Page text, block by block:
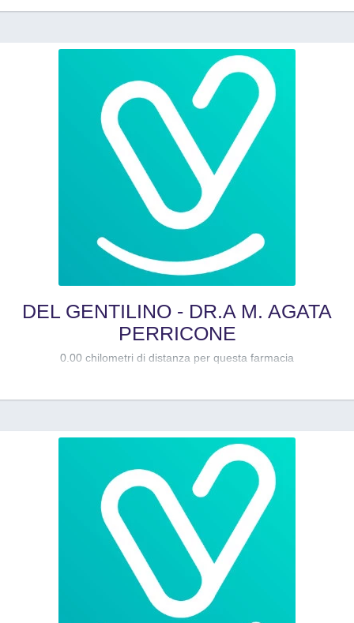
DEL GENTILINO - DR.A M. AGATA
PERRICONE
0.00 chilometri di distanza per questa farmacia